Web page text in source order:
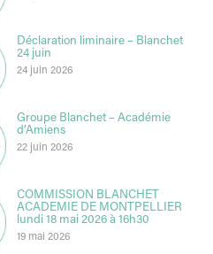
Déclaration liminaire – Blanchet
24 juin
24 juin 2026
Groupe Blanchet – Académie
d’Amiens
22 juin 2026
COMMISSION BLANCHET
ACADEMIE DE MONTPELLIER
lundi 18 mai 2026 à 16h30
19 mai 2026